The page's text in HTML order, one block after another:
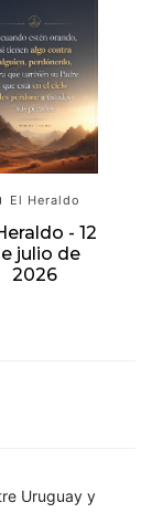
El Heraldo
- 12
julio de
2026
Uruguay y